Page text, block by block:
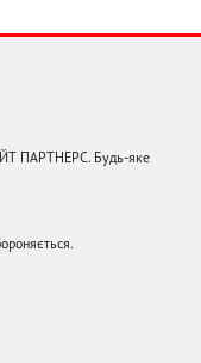
ПАРТНЕРС. Будь-яке